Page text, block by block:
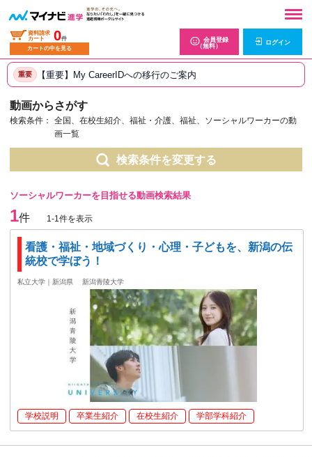
資料請求
カート
0件
カートの中を見る
会員登録
（無料）
ログイン
重要 【重要】My CareerIDへの移行のご案内
動画からさがす
検索条件：
全国、在校生紹介、福祉・介護、福祉、ソーシャルワーカーの動
画一覧
検索条件を変更する
ソーシャルワーカーを目指せる動画検索結果
1件 1-1件を表示
看護・福祉・地域づくり・心理・子どもを、新潟の伝
統校で学ぼう！
私立大学｜新潟県 新潟青陵大学
学校説明 卒業生紹介 在校生紹介 学部学科紹介